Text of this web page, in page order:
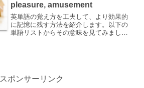
pleasure, amusement
英単語の覚え方を工夫して、より効果的
に記憶に残す方法を紹介します。以下の
単語リストからその意味を見てみましょ
スポンサーリンク